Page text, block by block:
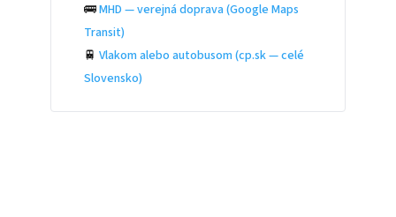
🚌MHD — verejná doprava (Google Maps
Transit)
🚆Vlakom alebo autobusom (cp.sk — celé
Slovensko)